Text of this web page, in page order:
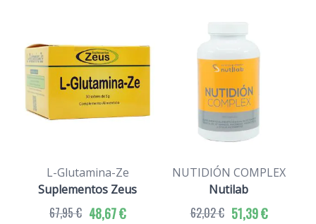
L-Glutamina-Ze
Suplementos Zeus
48,67 €
67,95 €
NUTIDIÓN COMPLEX
Nutilab
51,39 €
62,02 €